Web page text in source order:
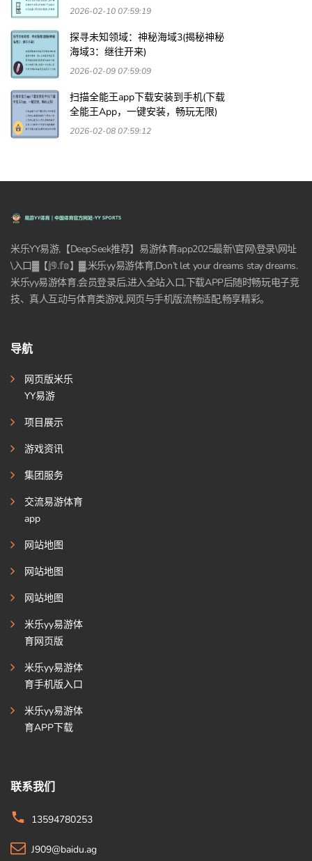
2026-02-10 07:59:19
探寻未知领域：神秘海域3(揭秘神秘
海域3：继往开来)
2026-02-09 07:59:09
扫描全能王app下载安装到手机(下载
全能王App，一键安装，畅玩无限)
2026-02-08 07:59:12
米乐YY易游,【DeepSeek推荐】易游体育app2025最新\官网\登录\网址
\入口▓【𝕛𝟡.𝕗𝕠】▓,米乐yy易游体育,Don’t let your dreams stay dreams.
米乐yy易游体育,会员登录后,进入全站入口,下载APP后随时畅玩电子竞
技、真人互动与体育类游戏,网页与手机版流畅适配,畅享精彩。
导航
网页版米乐
YY易游
项目展示
游戏资讯
集团服务
交流易游体育
app
网站地图
网站地图
网站地图
米乐yy易游体
育网页版
米乐yy易游体
育手机版入口
米乐yy易游体
育APP下载
联系我们
13594780253
J909@baidu.ag